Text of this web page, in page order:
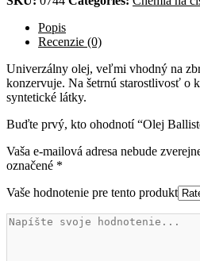
200ml
Popis
Recenzie (0)
Univerzálny olej, veľmi vhodný na
konzervuje. Na šetrnú starostlivosť o
syntetické látky.
Buďte prvý, kto ohodnotí “Olej
Vaša e-mailová adresa nebude
označené *
Vaše hodnotenie pre tento produkt